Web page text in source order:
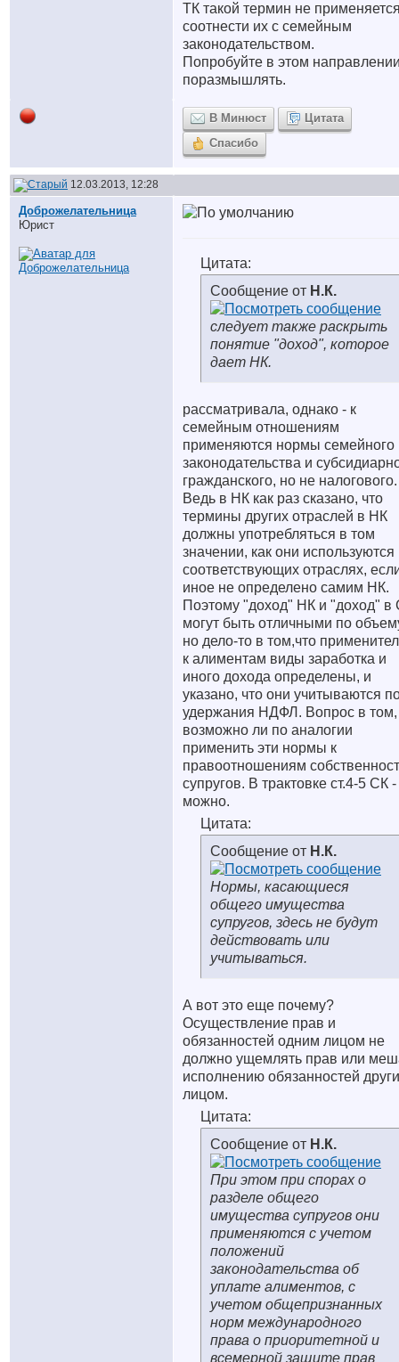
ТК такой термин не
соотнести их с семейным
законодательством.
Попробуйте в этом
поразмышлять.
В Минюст
Цитата
Спасибо
12.03.2013, 12:28
Доброжелательница
Юрист
Цитата:
Сообщение от Н.К.
следует также раскрыть
понятие "доход", которое
дает НК.
рассматривала, однако - к
семейным отношениям
применяются нормы семейного
законодательства и
гражданского, но не налогового.
Ведь в НК как раз сказано, что
термины других отраслей в НК
должны употребляться в том
значении, как они используются
соответствующих отраслях,
иное не определено самим НК.
Поэтому "доход" НК и "доход" в
могут быть отличными по
но дело-то в том,что
к алиментам виды заработка и
иного дохода определены, и
указано, что они учитываются
удержания НДФЛ. Вопрос в том,
возможно ли по аналогии
применить эти нормы к
правоотношениям
супругов. В трактовке ст.4-5 СК -
можно.
Цитата:
Сообщение от Н.К.
Нормы, касающиеся
общего имущества
супругов, здесь не будут
действовать или
учитываться.
А вот это еще почему?
Осуществление прав и
обязанностей одним лицом не
должно ущемлять прав или
исполнению обязанностей
лицом.
Цитата:
Сообщение от Н.К.
При этом при спорах о
разделе общего
имущества супругов они
применяются с учетом
положений
законодательства об
уплате алиментов, с
учетом общепризнанных
норм международного
права о приоритетной и
всемерной защите прав